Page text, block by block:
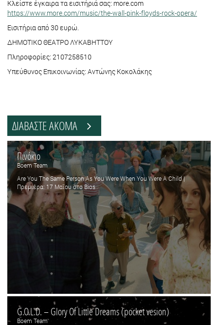
Κλείστε έγκαιρα τα εισιτήριά σας: more.com
https://www.more.com/music/the-wall-pink-floyds-rock-opera/
Εισιτήρια από 30 ευρώ.
ΔΗΜΟΤΙΚΟ ΘΕΑΤΡΟ ΛΥΚΑΒΗΤΤΟΥ
Πληροφορίες: 2107258510
Υπεύθυνος Επικοινωνίας: Αντώνης Κοκολάκης
ΔΙΑΒΑΣΤΕ ΑΚΟΜΑ
Πινόκιο
Boem Team
Are You The Same Person As You Were When You Were A Child |
Πρεμιέρα: 17 Μαΐου στο Bios
G.O.L.D. – Glory Of Little Dreams (pocket vesion)
Boem Team